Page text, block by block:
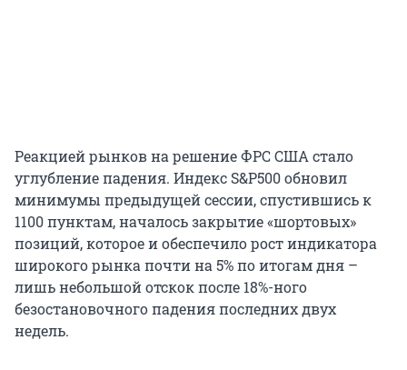
Реакцией рынков на решение ФРС США стало
углубление падения. Индекс S&P500 обновил
минимумы предыдущей сессии, спустившись к
1100 пунктам, началось закрытие «шортовых»
позиций, которое и обеспечило рост индикатора
широкого рынка почти на 5% по итогам дня –
лишь небольшой отскок после 18%-ного
безостановочного падения последних двух
недель.